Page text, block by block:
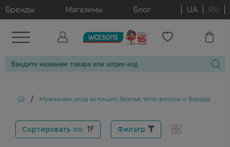
Бренды Магазины Блог UA RU
/ Мужчинам: уход за лицом, бритье, тело, волосы и борода
Сортировать по: Фильтр